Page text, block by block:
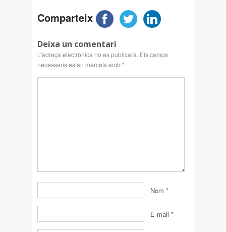
Comparteix
Deixa un comentari
L'adreça electrònica no es publicarà. Els camps
necessaris estan marcats amb*
Nom *
E-mail *